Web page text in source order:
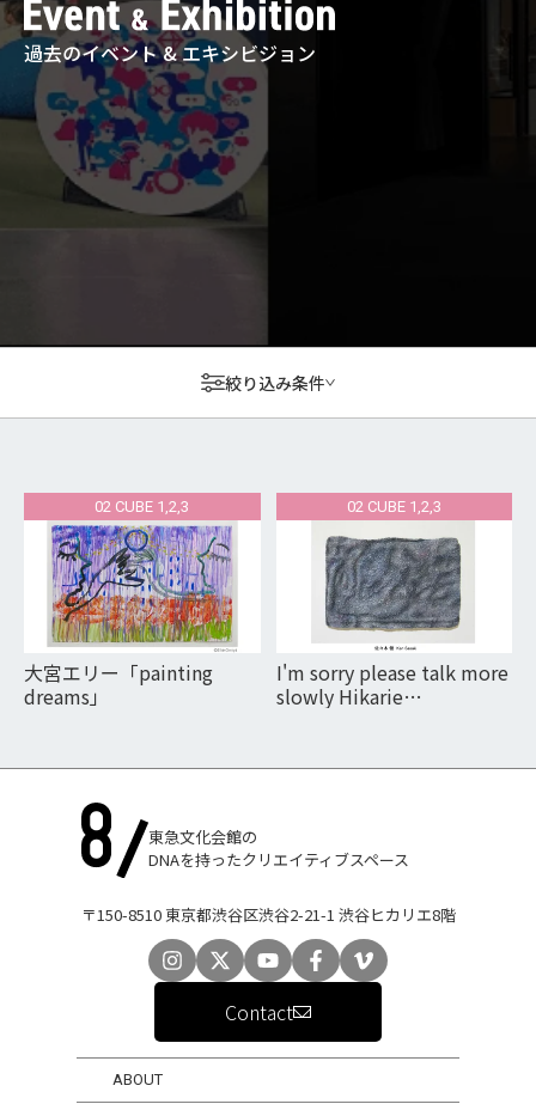
過去のイベント & エキシビジョン
絞り込み条件
02 CUBE 1,2,3
大宮エリー「painting
dreams」
02 CUBE 1,2,3
I'm sorry please talk more
slowly Hikarie
東急文化会館の
DNAを持ったクリエイティブスペース
〒150-8510 東京都渋谷区渋谷2-21-1 渋谷ヒカリエ8階
Contact
ABOUT